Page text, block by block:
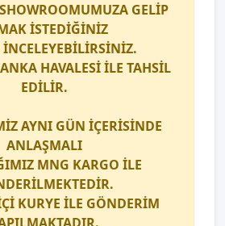
GELİP
İSTEDİĞİNİZ
HAVALESİ İLE TAHSİL
EDİLİR.
AYNI GÜN İÇERİSİNDE
ANLAŞMALI
MNG KARGO İLE
KURYE İLE GÖNDERİM